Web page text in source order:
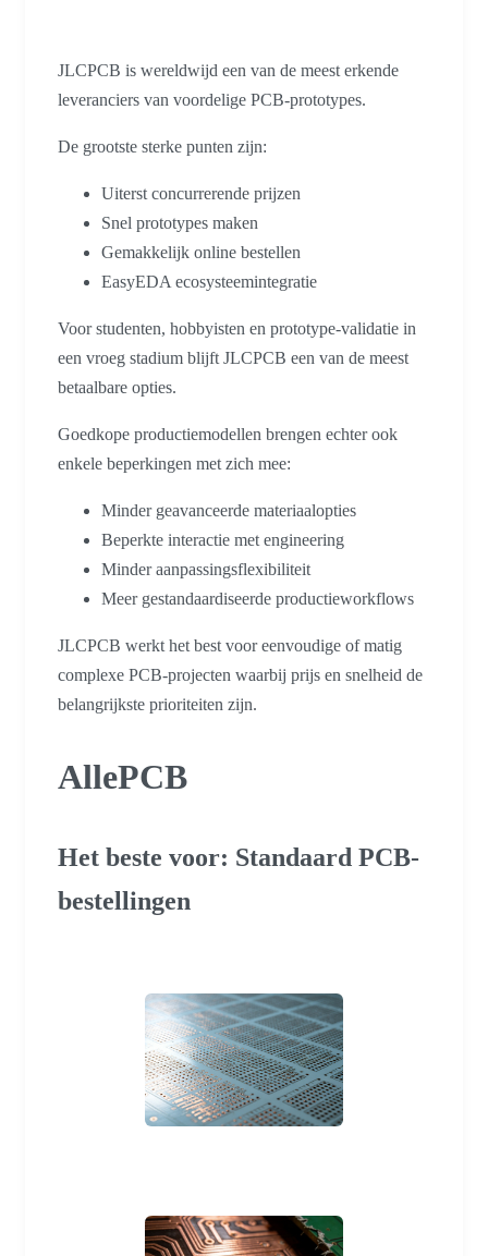
JLCPCB is wereldwijd een van de meest erkende
leveranciers van voordelige PCB-prototypes.
De grootste sterke punten zijn:
Uiterst concurrerende prijzen
Snel prototypes maken
Gemakkelijk online bestellen
EasyEDA ecosysteemintegratie
Voor studenten, hobbyisten en prototype-validatie in
een vroeg stadium blijft JLCPCB een van de meest
betaalbare opties.
Goedkope productiemodellen brengen echter ook
enkele beperkingen met zich mee:
Minder geavanceerde materiaalopties
Beperkte interactie met engineering
Minder aanpassingsflexibiliteit
Meer gestandaardiseerde productieworkflows
JLCPCB werkt het best voor eenvoudige of matig
complexe PCB-projecten waarbij prijs en snelheid de
belangrijkste prioriteiten zijn.
AllePCB
Het beste voor: Standaard PCB-
bestellingen